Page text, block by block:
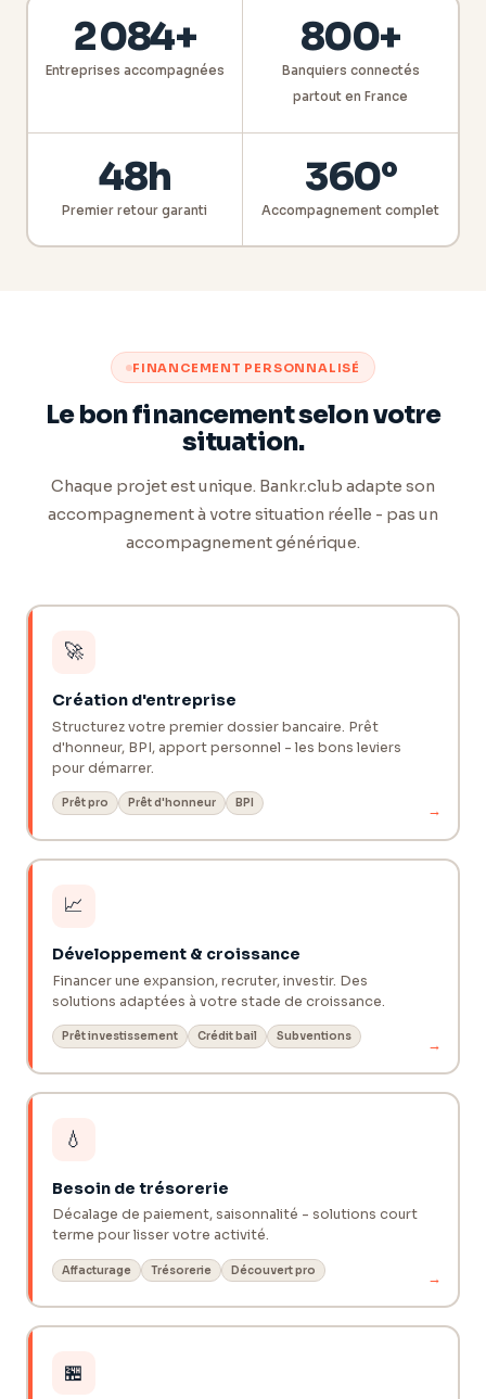
2 084+
Entreprises accompagnées
800+
Banquiers connectés
partout en France
48h
Premier retour garanti
360°
Accompagnement complet
FINANCEMENT PERSONNALISÉ
Le bon financement selon votre
situation.
Chaque projet est unique. Bankr.club adapte son
accompagnement à votre situation réelle - pas un
accompagnement générique.
🚀
Création d'entreprise
Structurez votre premier dossier bancaire. Prêt
d'honneur, BPI, apport personnel - les bons leviers
pour démarrer.
Prêt pro Prêt d'honneur BPI →
📈
Développement & croissance
Financer une expansion, recruter, investir. Des
solutions adaptées à votre stade de croissance.
Prêt investissement Crédit bail Subventions →
💧
Besoin de trésorerie
Décalage de paiement, saisonnalité - solutions court
terme pour lisser votre activité.
Affacturage Trésorerie Découvert pro →
🏪